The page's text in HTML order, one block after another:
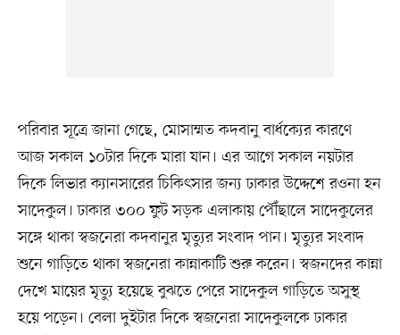
পরিবার সূত্রে জানা গেছে, মোসাম্মত কদবানু বার্ধক্যের কারণে
আজ সকাল ১০টার দিকে মারা যান। এর আগে সকাল নয়টার
দিকে লিভার ক্যানসারের চিকিৎসার জন্য ঢাকার উদ্দেশে রওনা হন
সাদেকুল। ঢাকার ৩০০ ফুট সড়ক এলাকায় পৌঁছালে সাদেকুলের
সঙ্গে থাকা স্বজনেরা কদবানুর মৃত্যুর সংবাদ পান। মৃত্যুর সংবাদ
শুনে গাড়িতে থাকা স্বজনেরা কান্নাকাটি শুরু করেন। স্বজনদের কান্না
দেখে মায়ের মৃত্যু হয়েছে বুঝতে পেরে সাদেকুল গাড়িতে অসুস্থ
হয়ে পড়েন। বেলা দুইটার দিকে স্বজনেরা সাদেকুলকে ঢাকার